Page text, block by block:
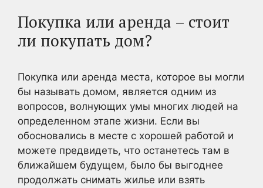
Покупка или аренда – стоит
ли покупать дом?
Покупка или аренда места, которое вы могли
бы называть домом, является одним из
вопросов, волнующих умы многих людей на
определенном этапе жизни. Если вы
обосновались в месте с хорошей работой и
можете предвидеть, что останетесь там в
ближайшем будущем, было бы выгоднее
продолжать снимать жилье или взять